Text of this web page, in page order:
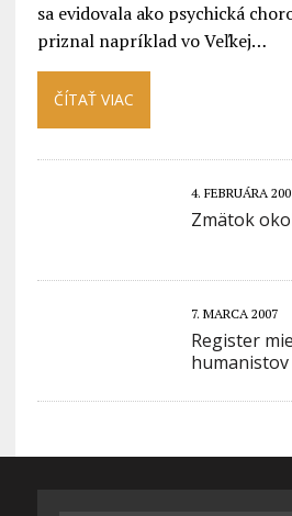
sa evidovala ako psychická
priznal napríklad vo Veľkej…
ČÍTAŤ VIAC
4. FEBRUÁRA
Zmätok
7. MARCA 2007
Register
humanistov